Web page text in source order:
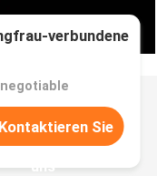
verbundene
Kontaktieren Sie
uns